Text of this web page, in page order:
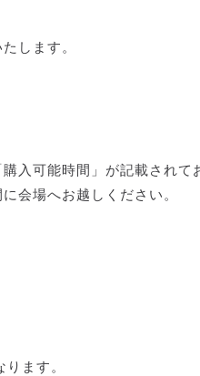
します。
入可能時間」が記載されて
会場へお越しください。
ます。